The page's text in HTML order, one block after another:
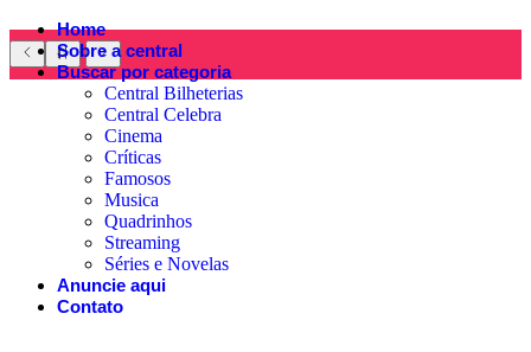
Home
Sobre a central
Buscar por categoria
Central Bilheterias
Central Celebra
Cinema
Críticas
Famosos
Musica
Quadrinhos
Streaming
Séries e Novelas
Anuncie aqui
Contato